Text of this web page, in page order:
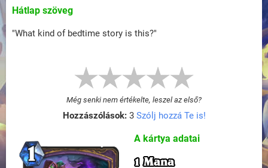
Hátlap szöveg
"What kind of bedtime story is this?"
Még senki nem értékelte, leszel az első?
Hozzászólások:3 Szólj hozzá Te is!
A kártya adatai
1 Mana